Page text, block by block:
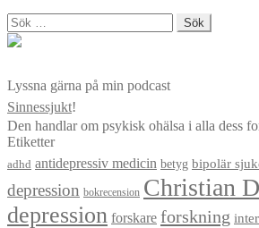
Sök
efter:
Lyssna gärna på min podcast
Sinnessjukt!
Den handlar om psykisk ohälsa i alla dess
Etiketter
adhd antidepressiv medicin betyg bipolär
depression
bokrecension Christian
depression forskare forskning